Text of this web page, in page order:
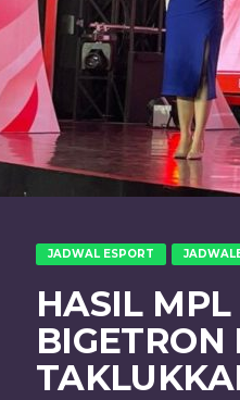
JADWAL ESPORT
HASIL MPL
BIGETRON